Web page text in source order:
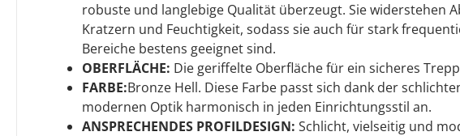
robuste und langlebige Qualität überzeugt. Sie widerstehen
Kratzern und Feuchtigkeit, sodass sie auch für stark
Bereiche bestens geeignet sind.
OBERFLÄCHE: Die geriffelte Oberfläche für ein sicheres
FARBE:Bronze Hell. Diese Farbe passt sich dank der
modernen Optik harmonisch in jeden Einrichtungsstil an.
ANSPRECHENDES PROFILDESIGN: Schlicht, vielseitig und